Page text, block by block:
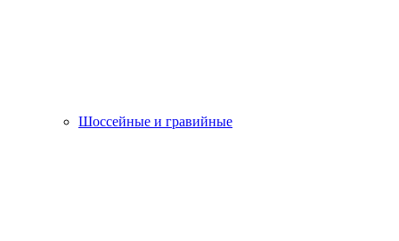
Шоссейные и гравийные